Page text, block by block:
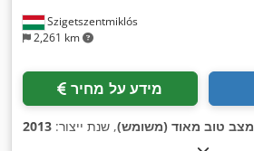
Szigetszentmiklós
2,261 km
מידע על מחיר
מצב טוב מאוד (משומש), שנת ייצור: 2013